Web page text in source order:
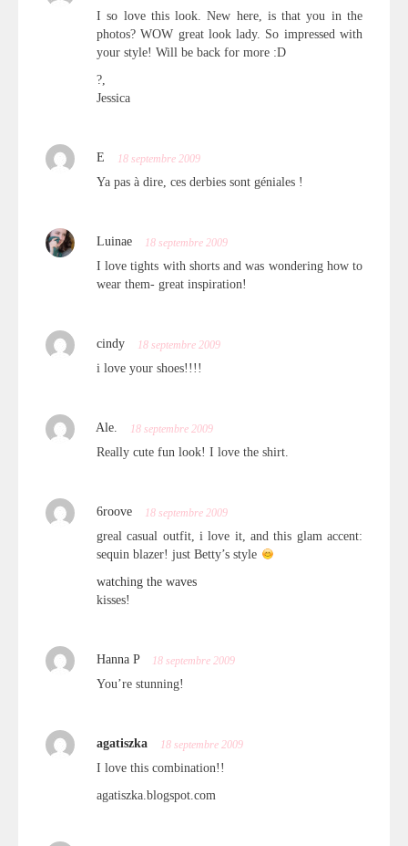
I so love this look. New here, is that you in the
photos? WOW great look lady. So impressed with
your style! Will be back for more :D
?,
Jessica
E 18 septembre 2009
Ya pas à dire, ces derbies sont géniales !
Luinae 18 septembre 2009
I love tights with shorts and was wondering how to
wear them- great inspiration!
cindy 18 septembre 2009
i love your shoes!!!!
Ale. 18 septembre 2009
Really cute fun look! I love the shirt.
6roove 18 septembre 2009
greal casual outfit, i love it, and this glam accent:
sequin blazer! just Betty’s style
watching the waves
kisses!
Hanna P 18 septembre 2009
You’re stunning!
agatiszka 18 septembre 2009
I love this combination!!
agatiszka.blogspot.com